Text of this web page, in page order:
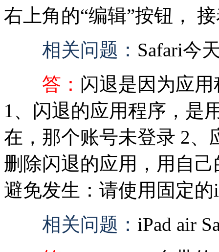
右上角的“编辑”按钮，
相关问题： Safari今
答： 闪退是因为应
1、闪退的应用程序，是
在，那个账号未登录 2、
删除闪退的应用，用自
避免发生：请使用固定的
相关问题： iPad air